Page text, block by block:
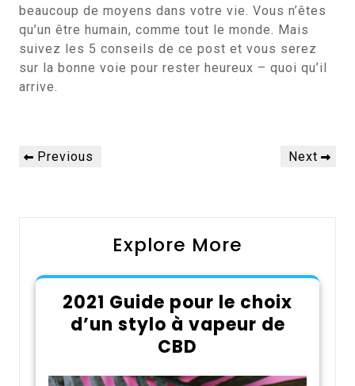
beaucoup de moyens dans votre vie. Vous n’êtes
qu’un être humain, comme tout le monde. Mais
suivez les 5 conseils de ce post et vous serez
sur la bonne voie pour rester heureux – quoi qu’il
arrive.
Navigation
dePrevious
Previous
Next
Next
Explore More
2021 Guide pour le choix
d’un stylo à vapeur de
CBD